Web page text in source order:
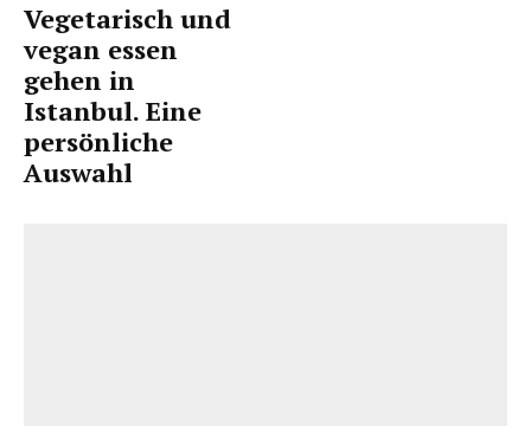
Vegetarisch und
vegan essen
gehen in
Istanbul. Eine
persönliche
Auswahl